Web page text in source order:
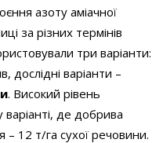
азоту аміачної
за різних термінів
три варіанти:
дослідні варіанти –
. Високий рівень
де добрива
– 12 т/га сухої речовини.